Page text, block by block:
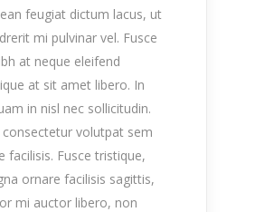
feugiat dictum lacus, ut
mi pulvinar vel. Fusce
at neque eleifend
at sit amet libero. In
in nisl nec sollicitudin.
consectetur volutpat sem
facilisis. Fusce tristique,
ornare facilisis sagittis,
mi auctor libero, non